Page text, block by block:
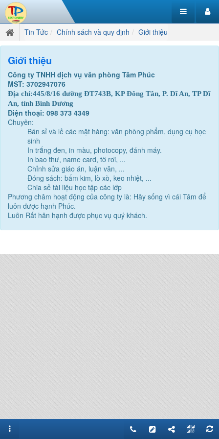
Tin Tức Chính sách và quy định Giới thiệu
Giới thiệu
Công ty TNHH dịch vụ văn phòng Tâm Phúc
MST: 3702947076
Địa chỉ:445/8/16 đường ĐT743B, KP Đông Tân, P. Dĩ An, TP Dĩ
An, tỉnh Bình Dương
Điện thoại: 098 373 4349
Chuyên:
Bán sỉ và lẻ các mặt hàng: văn phòng phẩm, dụng cụ học
sinh
In trắng đen, in màu, photocopy, đánh máy.
In bao thư, name card, tờ rơi, ...
Chỉnh sửa giáo án, luận văn, ...
Đóng sách: bấm kim, lò xò, keo nhiệt, ...
Chia sẻ tài liệu học tập các lớp
Phương châm hoạt động của công ty là: Hãy sống vì cái Tâm để
luôn được hạnh Phúc.
Luôn Rất hân hạnh được phục vụ quý khách.